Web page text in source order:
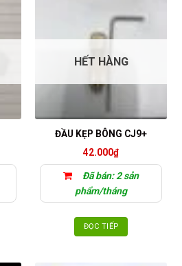
HẾT HÀNG
ĐẦU KẸP BÔNG CJ9+
42.000₫
Đã bán: 2 sản
phẩm/tháng
ĐỌC TIẾP